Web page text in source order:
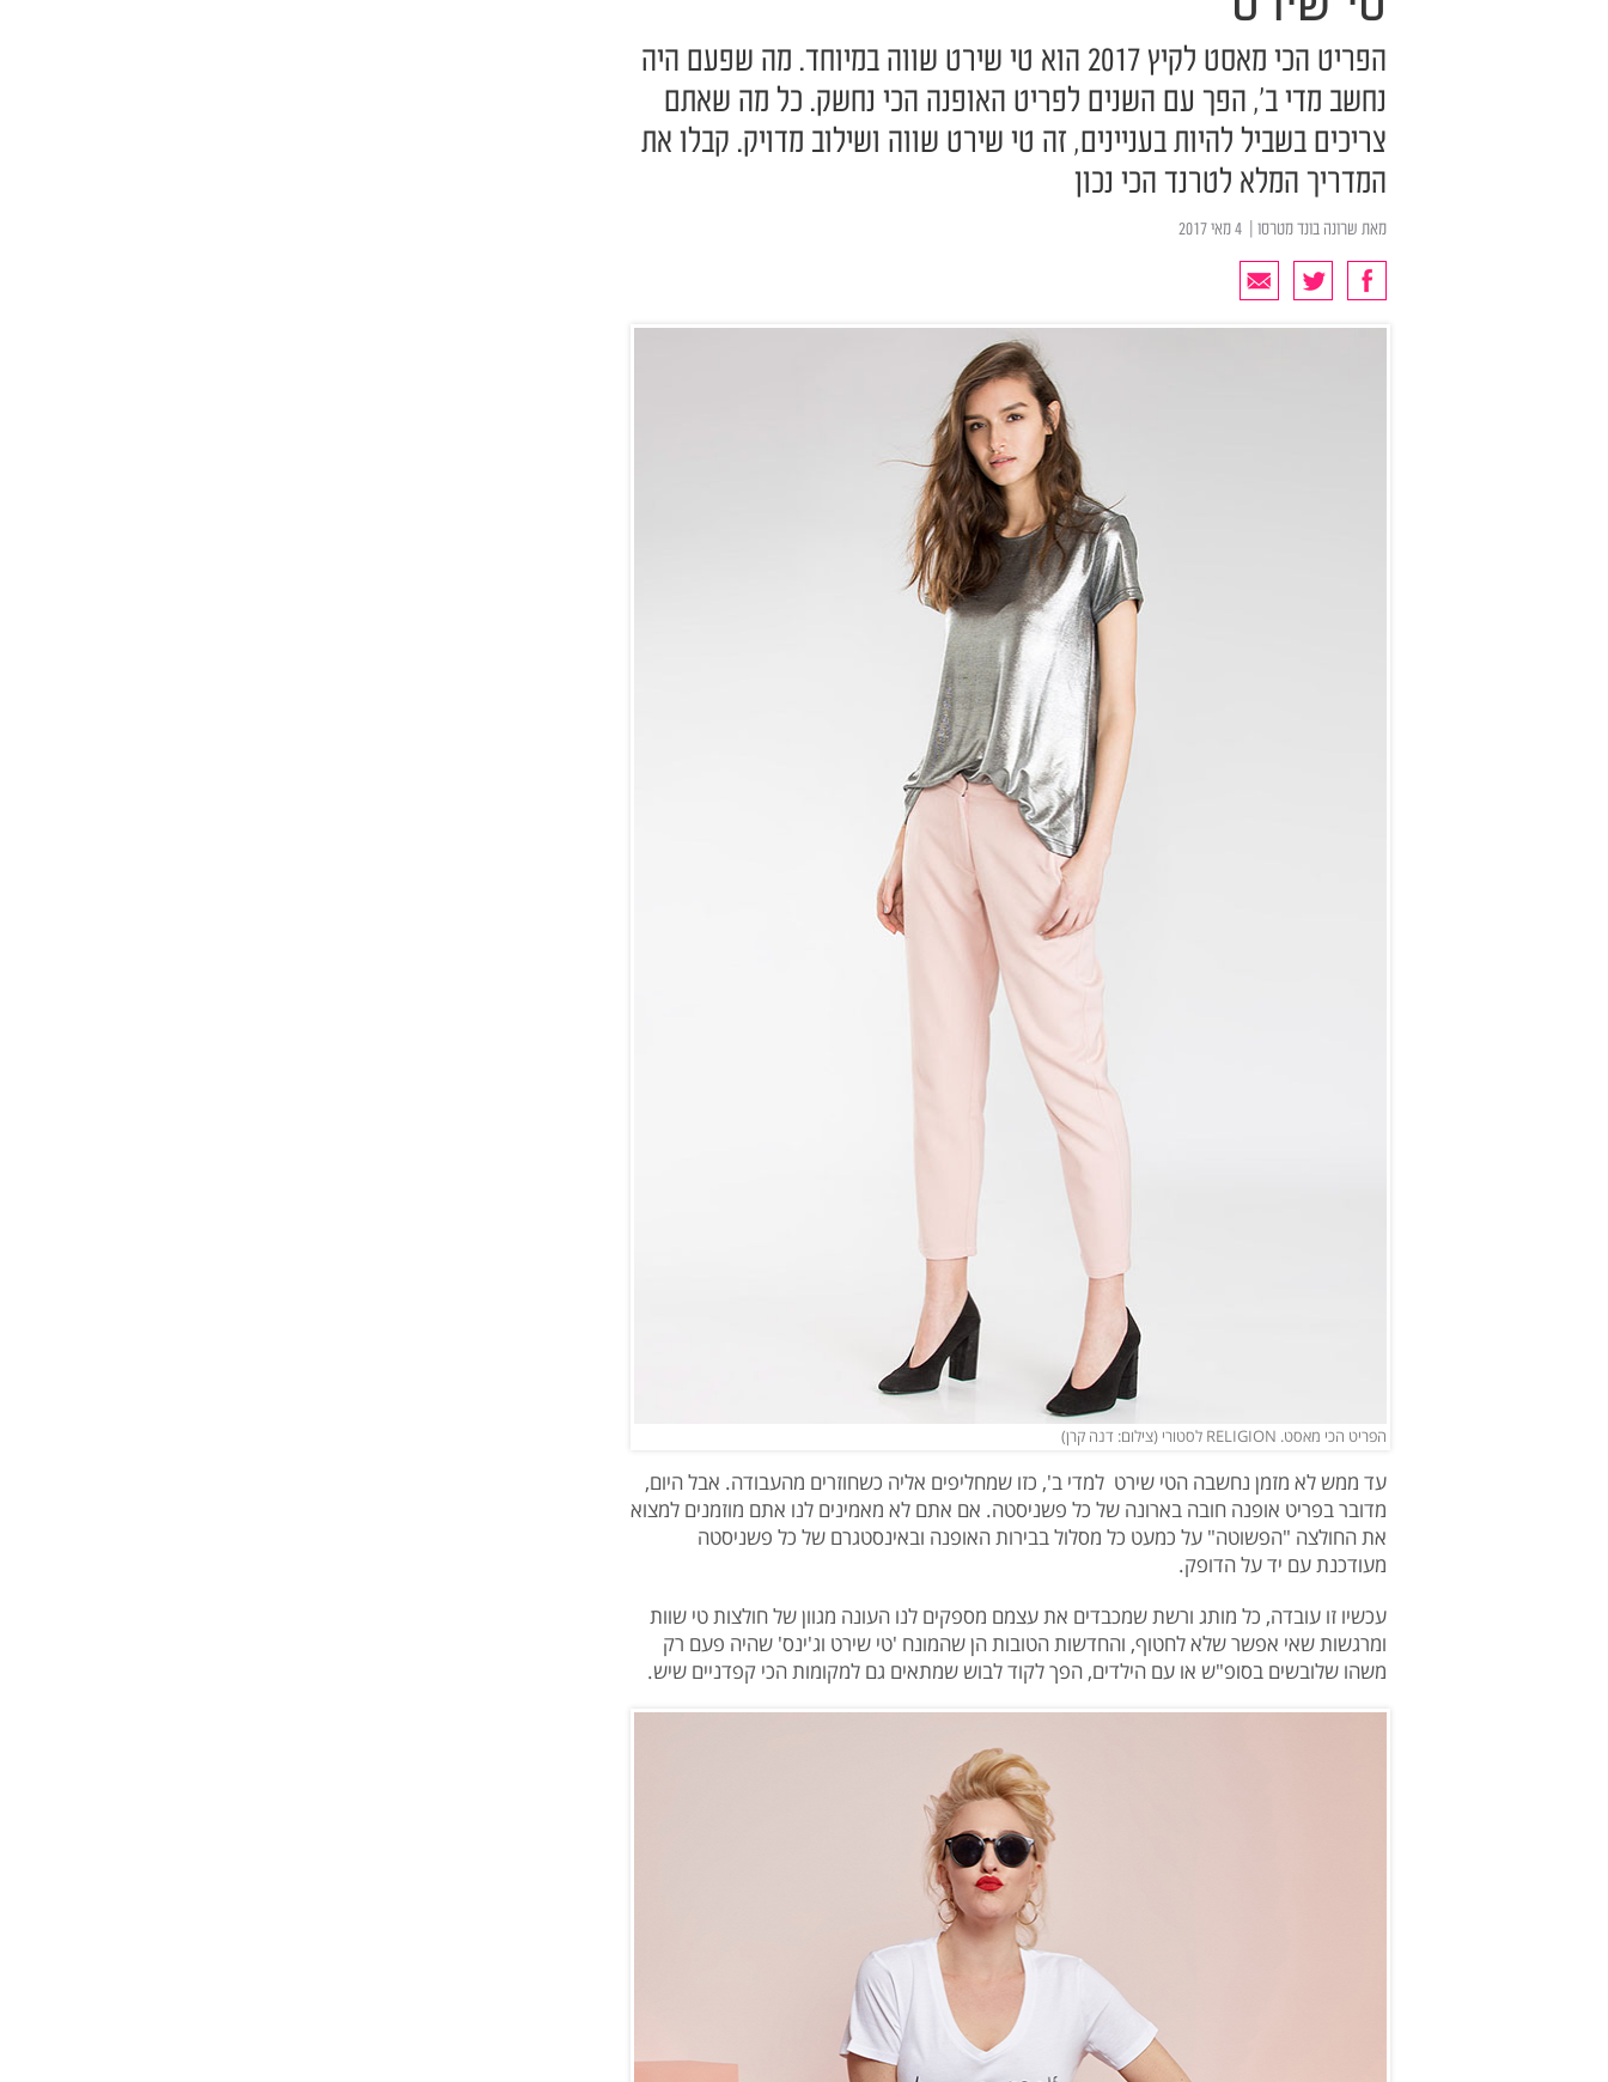
הפריט הכי מאסט לקיץ 2017 הוא טי שירט שווה במיוחד. מה שפעם היה
נחשב מדי ב', הפך עם השנים לפריט האופנה הכי נחשק. כל מה שאתם
צריכים בשביל להיות בעניינים, זה טי שירט שווה ושילוב מדויק. קבלו את
המדריך המלא לטרנד הכי נכון
מאת שרונה בונד מטרסו
הפריט הכי מאסט. RELIGION לסטורי (צילום: דנה קרן)
עד ממש לא מזמן נחשבה הטי שירט למדי ב', כזו שמחליפים אליה כשחוזרים מהעבודה. אבל היום,
מדובר בפריט אופנה חובה בארונה של כל פשניסטה. אם אתם לא מאמינים לנו אתם מוזמנים למצוא
את החולצה "הפשוטה" על כמעט כל מסלול בבירות האופנה ובאינסטגרם של כל פשניסטה
מעודכנת עם יד על הדופק.
עכשיו זו עובדה, כל מותג ורשת שמכבדים את עצמם מספקים לנו העונה מגוון של חולצות טי שוות
ומרגשות שאי אפשר שלא לחטוף, והחדשות הטובות הן שהמונח 'טי שירט וג'ינס' שהיה פעם רק
משהו שלובשים בסופ"ש או עם הילדים, הפך לקוד לבוש שמתאים גם למקומות הכי קפדניים שיש.